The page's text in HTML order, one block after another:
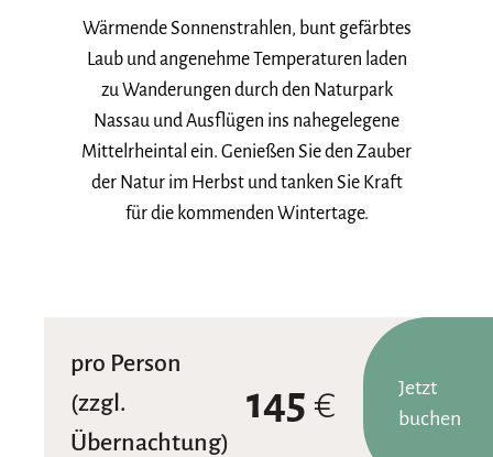
Wärmende Sonnenstrahlen, bunt gefärbtes
Laub und angenehme Temperaturen laden
zu Wanderungen durch den Naturpark
Nassau und Ausflügen ins nahegelegene
Mittelrheintal ein. Genießen Sie den Zauber
der Natur im Herbst und tanken Sie Kraft
für die kommenden Wintertage.
pro Person
(zzgl.
Übernachtung)
145€
Jetzt
buchen